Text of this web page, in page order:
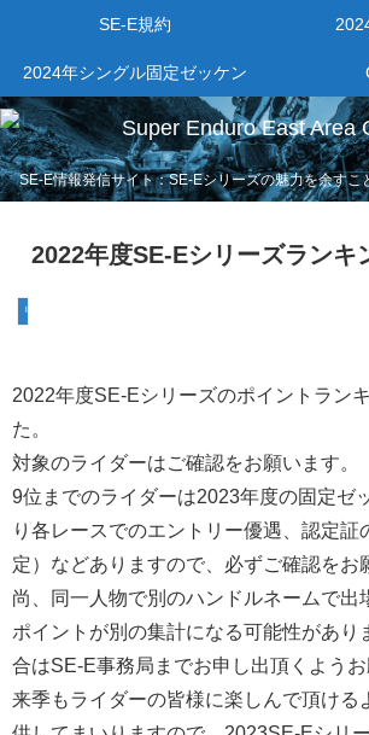
SE-E情報発信サイト：SE-Eシリーズの魅力を余すこ
SE-E規約
2024年シングル固定ゼッケン
2022年度SE-Eシリーズランキ
リザルト
2022年度SE-Eシリーズのポイントラン
た。
対象のライダーはご確認をお願います。
9位までのライダーは2023年度の固定ゼ
り各レースでのエントリー優遇、認定証
定）などありますので、必ずご確認をお
尚、同一人物で別のハンドルネームで出
ポイントが別の集計になる可能性があり
合はSE-E事務局までお申し出頂くようお
来季もライダーの皆様に楽しんで頂ける